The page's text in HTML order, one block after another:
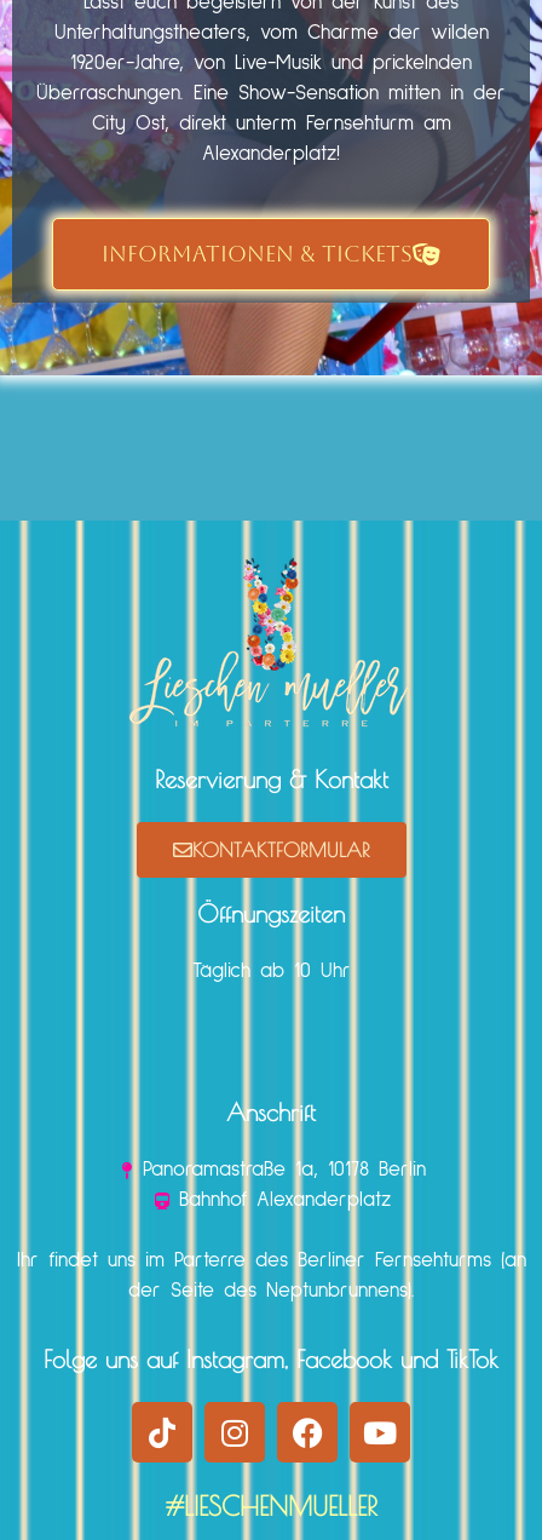
Unterhaltungstheaters, vom Charme der wilden
1920er-Jahre, von Live-Musik und prickelnden
Überraschungen. Eine Show-Sensation mitten in der
City Ost, direkt unterm Fernsehturm am
Alexanderplatz!
INFORMATIONEN & TICKETS
Reservierung & Kontakt
KONTAKTFORMULAR
Öffnungszeiten
Täglich ab 10 Uhr
Anschrift
Panoramastraße 1a, 10178 Berlin
Bahnhof Alexanderplatz
Ihr findet uns im Parterre des Berliner Fernsehturms (an
der Seite des Neptunbrunnens).
Folge uns auf Instagram, Facebook und TikTok
#LIESCHENMUELLER